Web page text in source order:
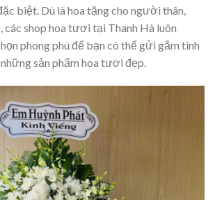
biệt. Dù là hoa tặng cho người thân,
các shop hoa tươi tại Thanh Hà luôn
phong phú để bạn có thể gửi gắm tình
sản phẩm hoa tươi đẹp.